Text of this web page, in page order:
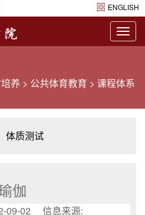
ENGLISH
养 > 公共体育教育 > 课程体系
体质测试
伽
09-02 信息来源: